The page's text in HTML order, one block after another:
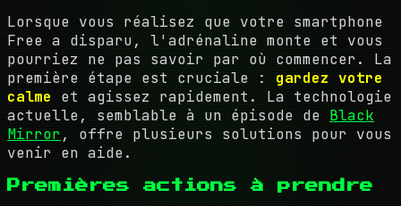
Lorsque vous réalisez que votre smartphone
Free a disparu, l'adrénaline monte et vous
pourriez ne pas savoir par où commencer. La
première étape est cruciale : gardez votre
calme et agissez rapidement. La technologie
actuelle, semblable à un épisode de Black
Mirror, offre plusieurs solutions pour vous
venir en aide.
Premières actions à prendre